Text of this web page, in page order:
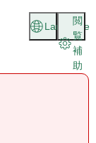
閲
覧
補
助
Language